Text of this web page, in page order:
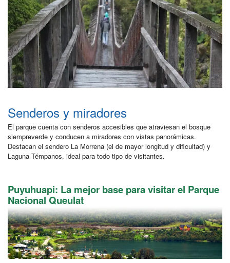
Senderos y miradores
El parque cuenta con senderos accesibles que atraviesan el bosque
siempreverde y conducen a miradores con vistas panorámicas.
Destacan el sendero La Morrena (el de mayor longitud y dificultad) y
Laguna Témpanos, ideal para todo tipo de visitantes.
Puyuhuapi: La mejor base para visitar el Parque
Nacional Queulat